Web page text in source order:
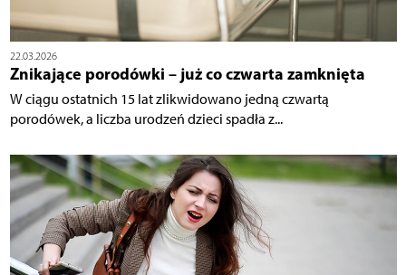
22.03.2026
Znikające porodówki – już co czwarta zamknięta
W ciągu ostatnich 15 lat zlikwidowano jedną czwartą
porodówek, a liczba urodzeń dzieci spadła z...